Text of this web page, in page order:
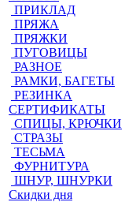
ПРИКЛАД
ПРЯЖА
ПРЯЖКИ
ПУГОВИЦЫ
РАЗНОЕ
РАМКИ, БАГЕТЫ
РЕЗИНКА
СЕРТИФИКАТЫ
СПИЦЫ, КРЮЧКИ
СТРАЗЫ
ТЕСЬМА
ФУРНИТУРА
ШНУР, ШНУРКИ
Скидки дня